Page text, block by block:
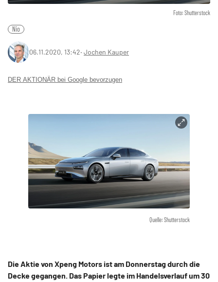
Foto: Shutterstock
Nio
06.11.2020, 13:42‧ Jochen Kauper
DER AKTIONÄR bei Google bevorzugen
Quelle: Shutterstock
Die Aktie von Xpeng Motors ist am Donnerstag durch die
Decke gegangen. Das Papier legte im Handelsverlauf um 30